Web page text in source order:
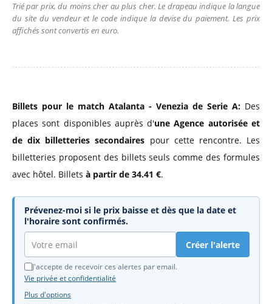
Trié par prix, du moins cher au plus cher. Le drapeau indique la langue
du site du vendeur et le code indique la devise du paiement. Les prix
affichés sont convertis en euro.
Billets pour le match Atalanta - Venezia de Serie A: Des
places sont disponibles auprès d'une Agence autoriséeet
de dix billetteries secondaires pour cette rencontre. Les
billetteries proposent des billets seuls comme des formules
avec hôtel. Billets à partir de 34.41 €.
Prévenez-moi si le prix baisse et dès que la date et
l'horaire sont confirmés.
Créer l'alerte
J'accepte de recevoir ces alertes par email.
Vie privée et confidentialité
Plus d'options